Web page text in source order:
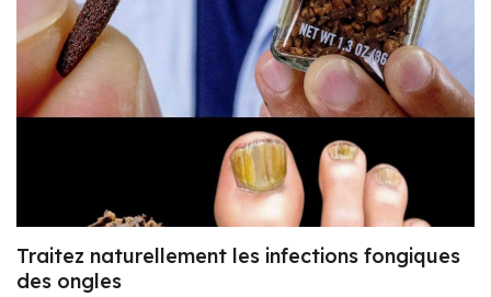
Traitez naturellement les infections fongiques
des ongles